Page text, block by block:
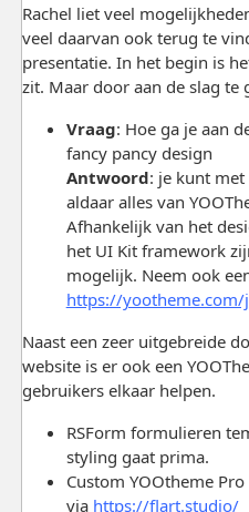
Rachel liet veel
veel daarvan ook terug te
presentatie. In het begin is
zit. Maar door aan de slag te
Vraag: Hoe ga je aan
fancy pancy design
Antwoord: je kunt met
aldaar alles van
Afhankelijk van het
het UI Kit framework
mogelijk. Neem ook
https://
Naast een zeer uitgebreide
website is er ook een
gebruikers elkaar helpen.
RSForm formulieren
styling gaat prima.
Custom YOOtheme
via https://flart.studio/